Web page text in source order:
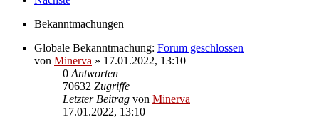
Bekanntmachungen
Globale Bekanntmachung: Forum geschlossen
von Minerva » 17.01.2022, 13:10
0 Antworten
70632 Zugriffe
Letzter Beitrag von Minerva
17.01.2022, 13:10